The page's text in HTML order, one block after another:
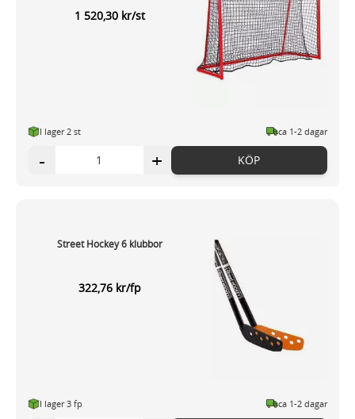
1 520,30 kr/st
I lager 2 st ca 1-2 dagar
- + KÖP
Street Hockey 6 klubbor
322,76 kr/fp
I lager 3 fp ca 1-2 dagar